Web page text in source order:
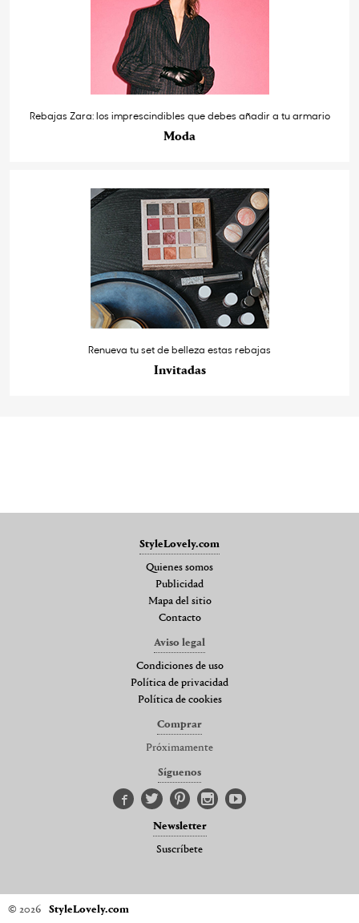
Rebajas Zara: los imprescindibles que debes añadir a tu armario
Moda
Renueva tu set de belleza estas rebajas
Invitadas
StyleLovely.com
Quienes somos
Publicidad
Mapa del sitio
Contacto
Aviso legal
Condiciones de uso
Política de privacidad
Política de cookies
Comprar
Próximamente
Síguenos
Newsletter
Suscríbete
© 2026 StyleLovely.com